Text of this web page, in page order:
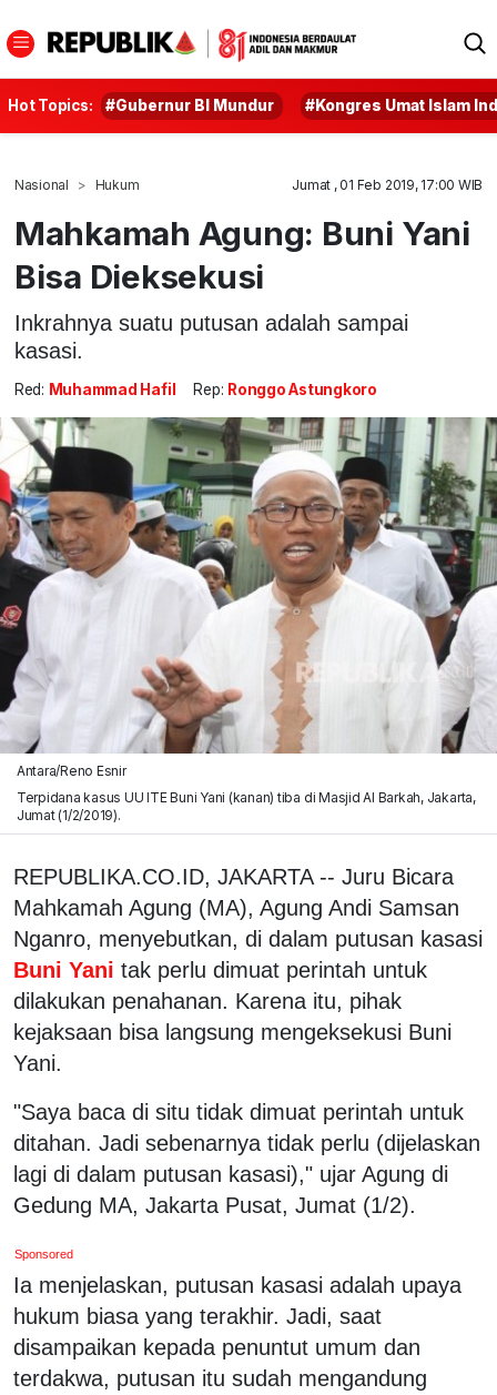
Hot Topics: #Gubernur BI Mundur #Kongres Umat Islam
Nasional Hukum Jumat , 01 Feb 2019, 17:00 WIB
Mahkamah Agung: Buni Yani
Bisa Dieksekusi
Inkrahnya suatu putusan adalah sampai
kasasi.
Red: Muhammad Hafil Rep: Ronggo Astungkoro
Antara/Reno Esnir
Terpidana kasus UU ITE Buni Yani (kanan) tiba di Masjid Al Barkah, Jakarta,
Jumat (1/2/2019).
REPUBLIKA.CO.ID, JAKARTA -- Juru Bicara
Mahkamah Agung (MA), Agung Andi Samsan
Nganro, menyebutkan, di dalam putusan kasasi
Buni Yani tak perlu dimuat perintah untuk
dilakukan penahanan. Karena itu, pihak
kejaksaan bisa langsung mengeksekusi Buni
Yani.
"Saya baca di situ tidak dimuat perintah untuk
ditahan. Jadi sebenarnya tidak perlu (dijelaskan
lagi di dalam putusan kasasi)," ujar Agung di
Gedung MA, Jakarta Pusat, Jumat (1/2).
Sponsored
Ia menjelaskan, putusan kasasi adalah upaya
hukum biasa yang terakhir. Jadi, saat
disampaikan kepada penuntut umum dan
terdakwa, putusan itu sudah mengandung